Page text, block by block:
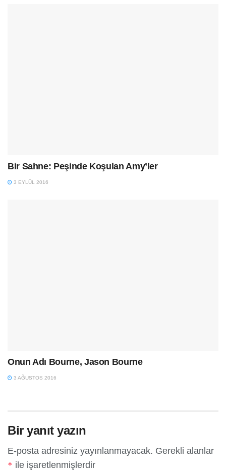
Bir Sahne: Peşinde Koşulan Amy’ler
3 EYLÜL 2016
Onun Adı Bourne, Jason Bourne
3 AĞUSTOS 2016
Bir yanıt yazın
E-posta adresiniz yayınlanmayacak. Gerekli alanlar
* ile işaretlenmişlerdir